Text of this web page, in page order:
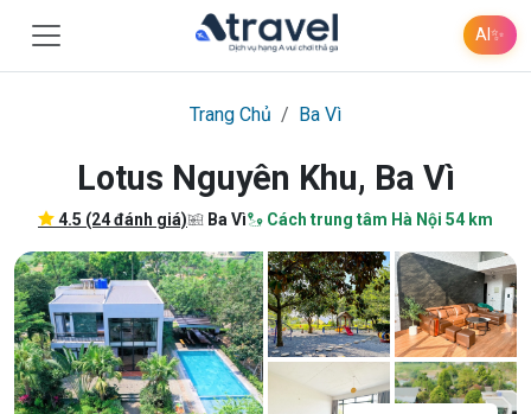
AI✨
Trang Chủ Ba Vì
Lotus Nguyên Khu, Ba Vì
4.5 (24 đánh giá) Ba Vì Cách trung tâm Hà Nội 54 km